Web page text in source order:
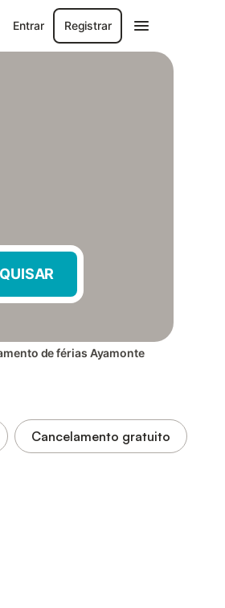
Entrar Registrar
de férias Ayamonte
Cancelamento gratuito